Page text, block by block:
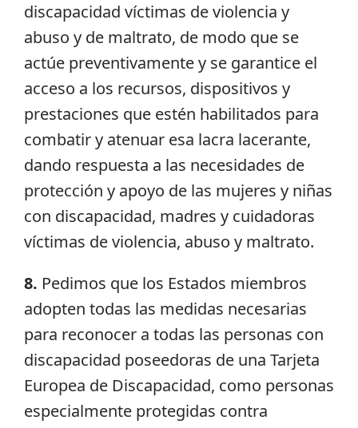
discapacidad víctimas de violencia y
abuso y de maltrato, de modo que se
actúe preventivamente y se garantice el
acceso a los recursos, dispositivos y
prestaciones que estén habilitados para
combatir y atenuar esa lacra lacerante,
dando respuesta a las necesidades de
protección y apoyo de las mujeres y niñas
con discapacidad, madres y cuidadoras
víctimas de violencia, abuso y maltrato.
8. Pedimos que los Estados miembros
adopten todas las medidas necesarias
para reconocer a todas las personas con
discapacidad poseedoras de una Tarjeta
Europea de Discapacidad, como personas
especialmente protegidas contra